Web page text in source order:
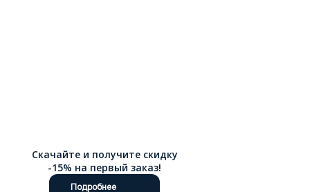
Скачайте и получите скидку
-15% на первый заказ!
Подробнее